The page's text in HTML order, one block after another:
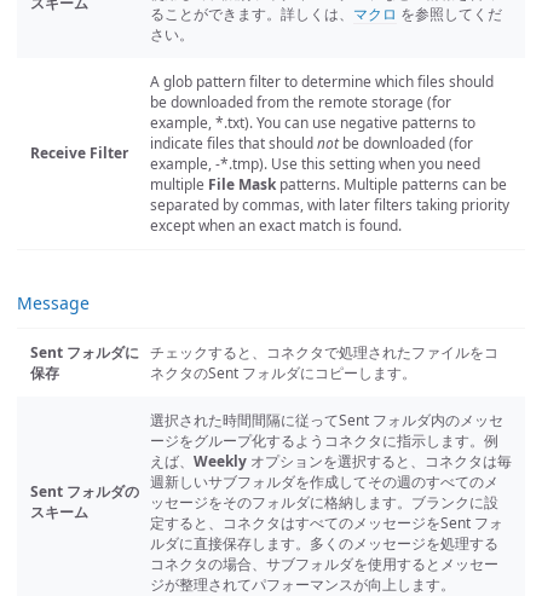
ることができます。詳しくは、 マクロ を参照してくだ
さい。
Receive Filter
A glob pattern filter to determine which files should
be downloaded from the remote storage (for
example, *.txt). You can use negative patterns to
indicate files that shouldnotbe downloaded (for
example, -*.tmp). Use this setting when you need
multiple File Mask patterns. Multiple patterns can be
separated by commas, with later filters taking priority
except when an exact match is found.
Message
Sent フォルダに
保存
チェックすると、コネクタで処理されたファイルをコ
ネクタのSent フォルダにコピーします。
Sent フォルダの
スキーム
選択された時間間隔に従ってSent フォルダ内のメッセ
ージをグループ化するようコネクタに指示します。例
えば、 Weekly オプションを選択すると、コネクタは毎
週新しいサブフォルダを作成してその週のすべてのメ
ッセージをそのフォルダに格納します。ブランクに設
定すると、コネクタはすべてのメッセージをSent フォ
ルダに直接保存します。多くのメッセージを処理する
コネクタの場合、サブフォルダを使用するとメッセー
ジが整理されてパフォーマンスが向上します。